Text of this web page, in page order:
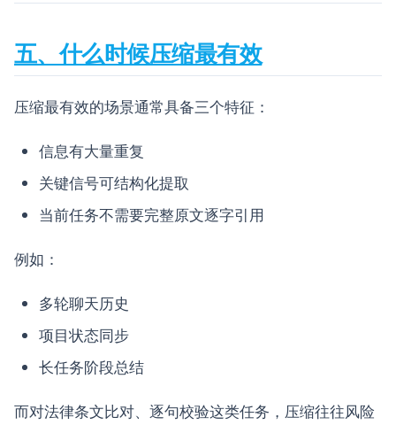
五、什么时候压缩最有效
压缩最有效的场景通常具备三个特征：
信息有大量重复
关键信号可结构化提取
当前任务不需要完整原文逐字引用
例如：
多轮聊天历史
项目状态同步
长任务阶段总结
而对法律条文比对、逐句校验这类任务，压缩往往风险